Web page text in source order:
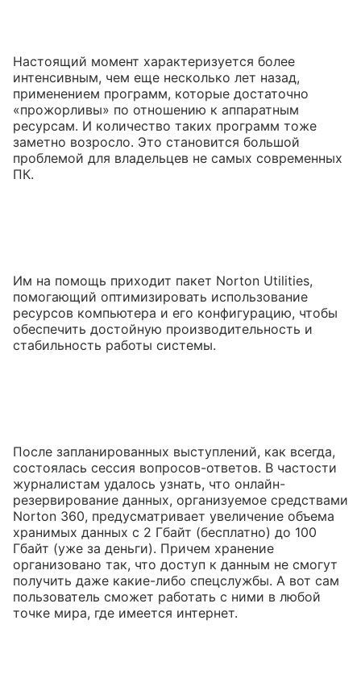
Настоящий момент характеризуется более
интенсивным, чем еще несколько лет назад,
применением программ, которые достаточно
«прожорливы» по отношению к аппаратным
ресурсам. И количество таких программ тоже
заметно возросло. Это становится большой
проблемой для владельцев не самых современных
ПК.
Им на помощь приходит пакет Norton Utilities,
помогающий оптимизировать использование
ресурсов компьютера и его конфигурацию, чтобы
обеспечить достойную производительность и
стабильность работы системы.
После запланированных выступлений, как всегда,
состоялась сессия вопросов-ответов. В частости
журналистам удалось узнать, что онлайн-
резервирование данных, организуемое средствами
Norton 360, предусматривает увеличение объема
хранимых данных с 2 Гбайт (бесплатно) до 100
Гбайт (уже за деньги). Причем хранение
организовано так, что доступ к данным не смогут
получить даже какие-либо спецслужбы. А вот сам
пользователь сможет работать с ними в любой
точке мира, где имеется интернет.